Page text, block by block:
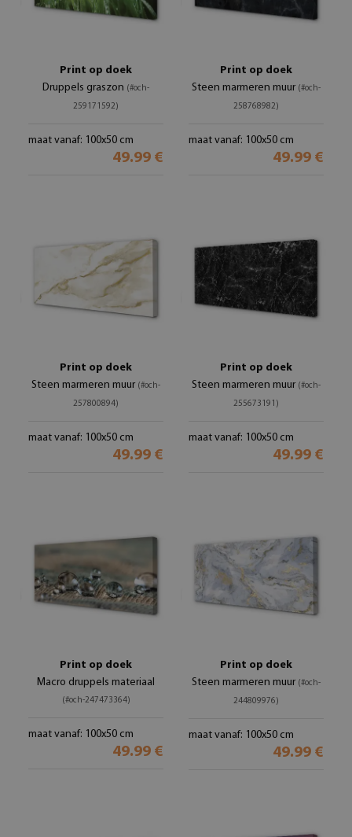
Print op doek
Druppels graszon (#och-
259171592)
maat vanaf: 100x50 cm
49.99 €
Print op doek
Steen marmeren muur (#och-
258768982)
maat vanaf: 100x50 cm
49.99 €
Print op doek
Steen marmeren muur (#och-
257800894)
maat vanaf: 100x50 cm
49.99 €
Print op doek
Steen marmeren muur (#och-
255673191)
maat vanaf: 100x50 cm
49.99 €
Print op doek
Macro druppels materiaal
(#och-247473364)
maat vanaf: 100x50 cm
49.99 €
Print op doek
Steen marmeren muur (#och-
244809976)
maat vanaf: 100x50 cm
49.99 €